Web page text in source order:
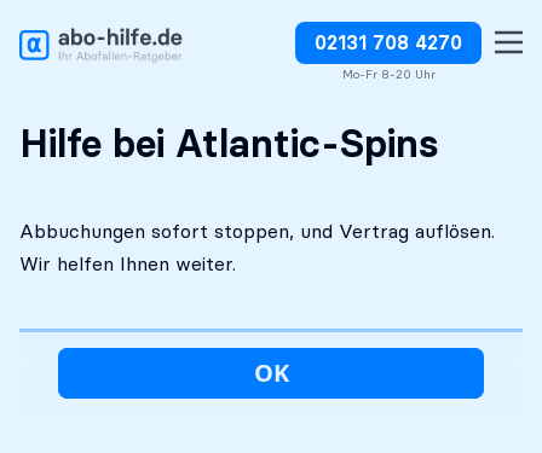
02131 708 4270
Mo-Fr 8-20 Uhr
Kostenlose Erstanalyse Abbuchungen direkt stoppen
Hilfe bei Atlantic-Spins
Abbuchungen sofort stoppen, und Vertrag auflösen.
Wir helfen Ihnen weiter.